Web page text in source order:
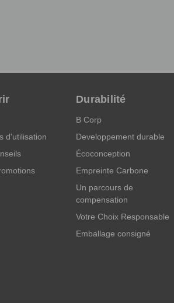
d'utilisation
Durabilité
B Corp
Developpement durable
Écoconception
Empreinte Carbone
Un parcours de
compensation
Votre Choix Responsable
Emballage consigné